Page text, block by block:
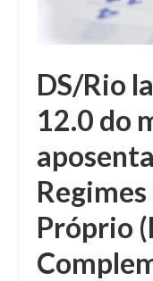
DS/Rio
12.0 do
Próprio